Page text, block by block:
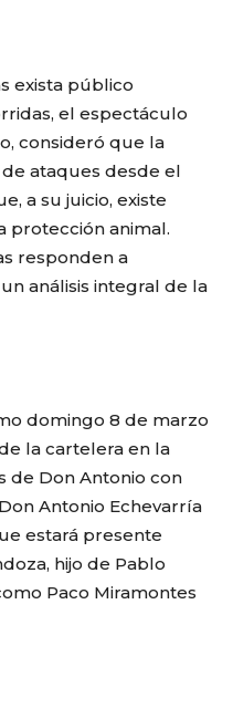
exista público
el espectáculo
consideró que la
ataques desde el
a su juicio, existe
protección animal.
responden a
análisis integral de la
domingo 8 de marzo
la cartelera en la
de Don Antonio con
Antonio Echevarría
estará presente
hijo de Pablo
Paco Miramontes